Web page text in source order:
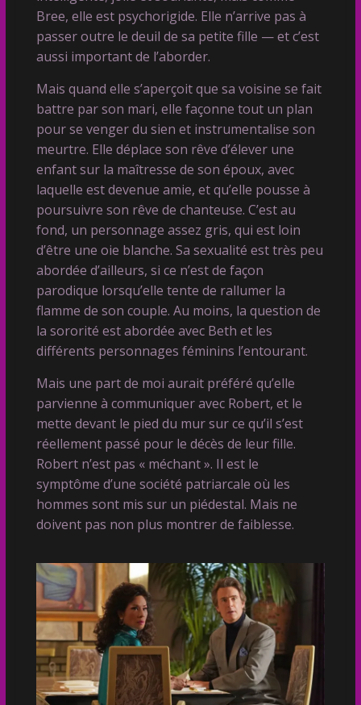
Bree, elle est psychorigide. Elle n’arrive pas à
passer outre le deuil de sa petite fille — et c’est
aussi important de l’aborder.
Mais quand elle s’aperçoit que sa voisine se fait
battre par son mari, elle façonne tout un plan
pour se venger du sien et instrumentalise son
meurtre. Elle déplace son rêve d’élever une
enfant sur la maîtresse de son époux, avec
laquelle est devenue amie, et qu’elle pousse à
poursuivre son rêve de chanteuse. C’est au
fond, un personnage assez gris, qui est loin
d’être une oie blanche. Sa sexualité est très peu
abordée d’ailleurs, si ce n’est de façon
parodique lorsqu’elle tente de rallumer la
flamme de son couple. Au moins, la question de
la sororité est abordée avec Beth et les
différents personnages féminins l’entourant.
Mais une part de moi aurait préféré qu’elle
parvienne à communiquer avec Robert, et le
mette devant le pied du mur sur ce qu’il s’est
réellement passé pour le décès de leur fille.
Robert n’est pas « méchant ». Il est le
symptôme d’une société patriarcale où les
hommes sont mis sur un piédestal. Mais ne
doivent pas non plus montrer de faiblesse.